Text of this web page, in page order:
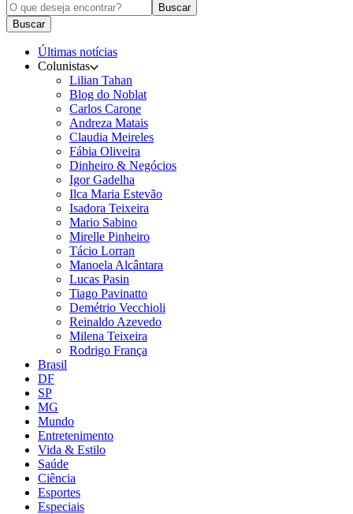
Buscar
Buscar
Últimas notícias
Colunistas
Lilian Tahan
Blog do Noblat
Carlos Carone
Andreza Matais
Claudia Meireles
Fábia Oliveira
Dinheiro & Negócios
Igor Gadelha
Ilca Maria Estevão
Isadora Teixeira
Mario Sabino
Mirelle Pinheiro
Tácio Lorran
Manoela Alcântara
Lucas Pasin
Tiago Pavinatto
Demétrio Vecchioli
Reinaldo Azevedo
Milena Teixeira
Rodrigo França
Brasil
DF
SP
MG
Mundo
Entretenimento
Vida & Estilo
Saúde
Ciência
Esportes
Especiais